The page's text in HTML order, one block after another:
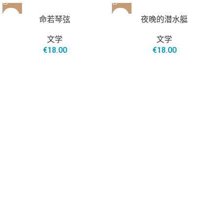
命若琴弦
文学
€18.00
夜晚的潜水艇
文学
€18.00